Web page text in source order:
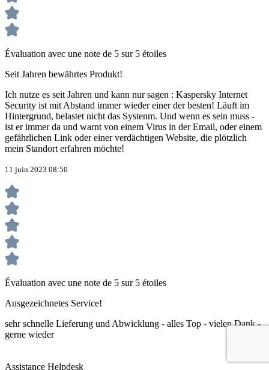
Évaluation avec une note de 5 sur 5 étoiles
Seit Jahren bewährtes Produkt!
Ich nutze es seit Jahren und kann nur sagen : Kaspersky Internet
Security ist mit Abstand immer wieder einer der besten! Läuft im
Hintergrund, belastet nicht das Systenm. Und wenn es sein muss -
ist er immer da und warnt von einem Virus in der Email, oder einem
gefährlichen Link oder einer verdächtigen Website, die plötzlich
mein Standort erfahren möchte!
11 juin 2023 08:50
Évaluation avec une note de 5 sur 5 étoiles
Ausgezeichnetes Service!
sehr schnelle Lieferung und Abwicklung - alles Top - vielen Dank -
gerne wieder
Assistance Helpdesk